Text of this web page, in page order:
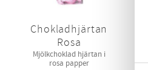
Chokladhjärtan
Rosa
Mjölkchoklad hjärtan i
rosa papper